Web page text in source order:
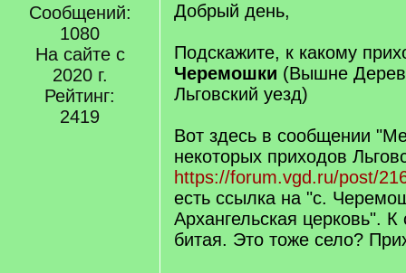
Сообщений:
1080
На сайте с
2020 г.
Рейтинг:
2419
Добрый день,
Подскажите, к какому
Черемошки (Вышне
Льговский уезд)
Вот здесь в сообщении
некоторых приходов
https://forum.vgd.ru/post/
есть ссылка на "с.
Архангельская церковь".
битая. Это тоже село?